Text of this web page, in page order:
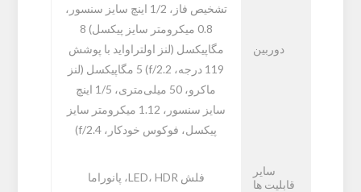
دوربین
تشخیص فاز، 1/2 اینچ سایز سنسور،
0.8 میکرومتر سایز پیکسل) 8
مگاپیکسل (لنز اولتراواید با پوشش
119 درجه، f/2.2) 5 مگاپیکسل (لنز
ماکرو، 50 میلی‌متری، 1/5 اینچ
سایز سنسور، 1.12 میکرومتر سایز
پیکسل، فوکوس خودکار، f/2.4)
سایر
قابلیت ها
فلش LED، HDR، پانوراما